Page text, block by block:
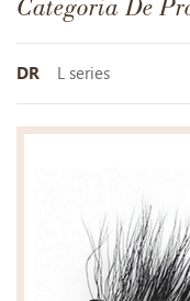
Categoria De
DR L series